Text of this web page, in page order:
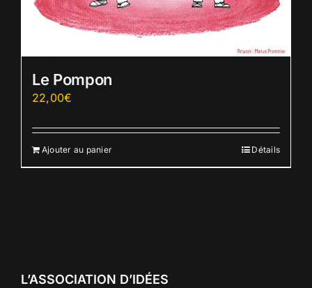
Le Pompon
22,00€
Ajouter au panier Détails
L’ASSOCIATION D’IDÉES